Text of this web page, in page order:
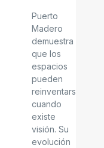
Puerto
Madero
demuestra
que los
espacios
pueden
reinventarse
cuando
existe
visión. Su
evolución